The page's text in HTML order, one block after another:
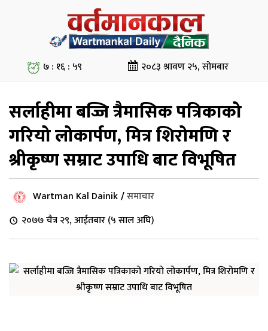
७ : १६ : ५९ २०८३ श्रावण २५, सोमबार
सर्लाहीमा बज्जि त्रैमासिक पत्रिकाको
गरियो लोकार्पण, मित्र शिरोमणि र
श्रीकृष्ण सम्राट उपाधि बाट विभूषित
Wartman Kal Dainik/समाचार
२०७७ चैत्र २९, आईतबार (५ साल अघि)